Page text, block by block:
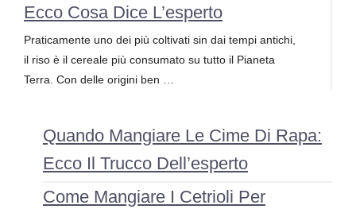
Ecco Cosa Dice L’esperto
Praticamente uno dei più coltivati sin dai tempi antichi,
il riso è il cereale più consumato su tutto il Pianeta
Terra. Con delle origini ben …
Quando Mangiare Le Cime Di Rapa:
Ecco Il Trucco Dell’esperto
Come Mangiare I Cetrioli Per